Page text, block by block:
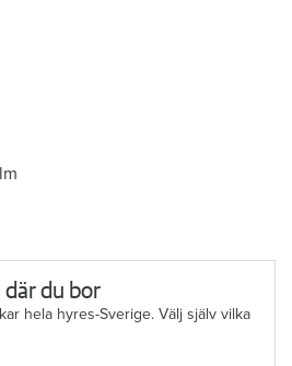
där du bor
hela hyres-Sverige. Välj själv vilka